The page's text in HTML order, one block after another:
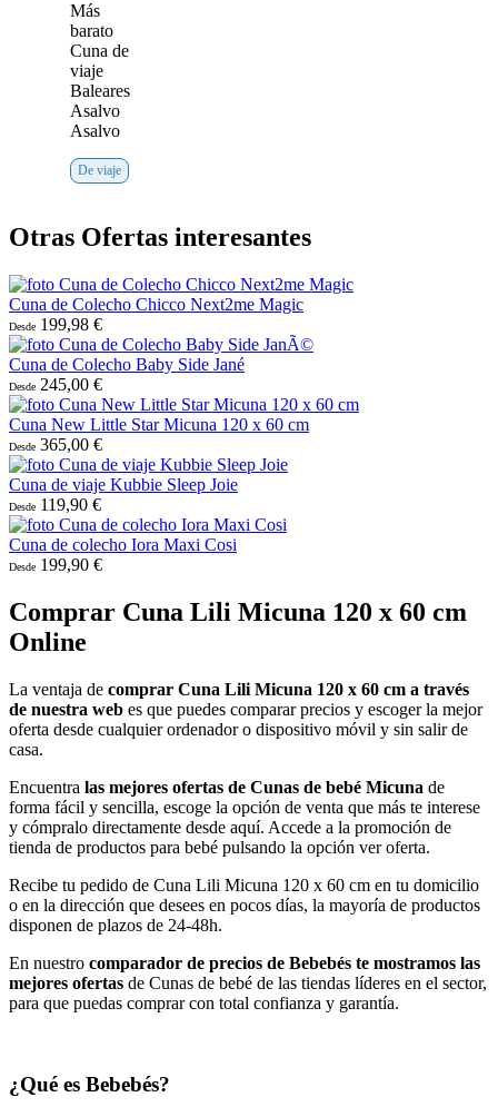
Más
barato
Cuna de
viaje
Baleares
Asalvo
Asalvo
De viaje
Otras Ofertas interesantes
Cuna de Colecho Chicco Next2me Magic
Desde 199,98 €
Cuna de Colecho Baby Side Jané
Desde 245,00 €
Cuna New Little Star Micuna 120 x 60 cm
Desde 365,00 €
Cuna de viaje Kubbie Sleep Joie
Desde 119,90 €
Cuna de colecho Iora Maxi Cosi
Desde 199,90 €
Comprar Cuna Lili Micuna 120 x 60 cm
Online
La ventaja de comprar Cuna Lili Micuna 120 x 60 cm a través
de nuestra web es que puedes comparar precios y escoger la mejor
oferta desde cualquier ordenador o dispositivo móvil y sin salir de
casa.
Encuentra las mejores ofertas de Cunas de bebé Micuna de
forma fácil y sencilla, escoge la opción de venta que más te interese
y cómpralo directamente desde aquí. Accede a la promoción de
tienda de productos para bebé pulsando la opción ver oferta.
Recibe tu pedido de Cuna Lili Micuna 120 x 60 cm en tu domicilio
o en la dirección que desees en pocos días, la mayoría de productos
disponen de plazos de 24-48h.
En nuestro comparador de precios de Bebebés te mostramos las
mejores ofertas de Cunas de bebé de las tiendas líderes en el sector,
para que puedas comprar con total confianza y garantía.
¿Qué es Bebebés?